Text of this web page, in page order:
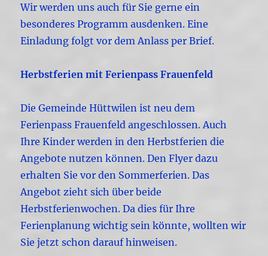
Wir werden uns auch für Sie gerne ein
besonderes Programm ausdenken. Eine
Einladung folgt vor dem Anlass per Brief.
Herbstferien mit Ferienpass Frauenfeld
Die Gemeinde Hüttwilen ist neu dem
Ferienpass Frauenfeld angeschlossen. Auch
Ihre Kinder werden in den Herbstferien die
Angebote nutzen können. Den Flyer dazu
erhalten Sie vor den Sommerferien. Das
Angebot zieht sich über beide
Herbstferienwochen. Da dies für Ihre
Ferienplanung wichtig sein könnte, wollten wir
Sie jetzt schon darauf hinweisen.